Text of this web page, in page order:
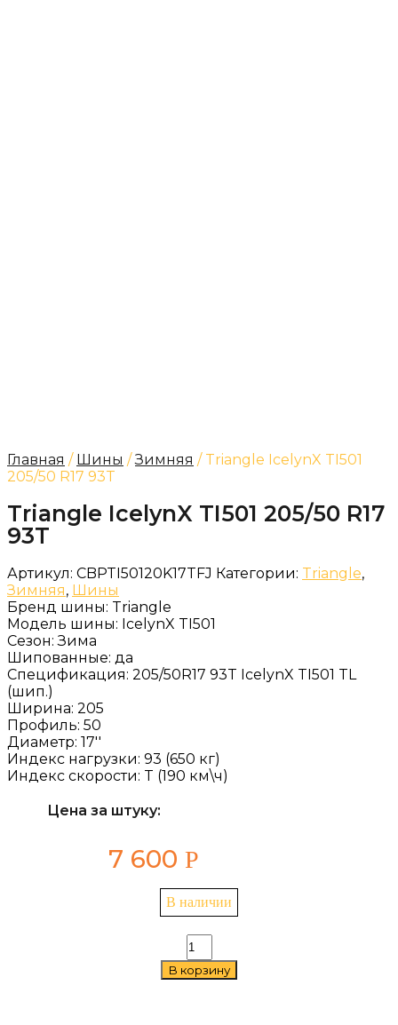
Главная / Шины /Зимняя / Triangle IcelynX TI501
205/50 R17 93T
Triangle IcelynX TI501 205/50 R17
93T
Артикул: CBPTI50120K17TFJ Категории: Triangle,
Зимняя, Шины
Бренд шины: Triangle
Модель шины: IcelynX TI501
Сезон:Зима
Шипованные: да
Спецификация: 205/50R17 93T IcelynX TI501 TL
(шип.)
Ширина: 205
Профиль: 50
Диаметр: 17''
Индекс нагрузки: 93 (650 кг)
Индекс скорости: T (190 км\ч)
Цена за штуку:
7 600 Р
В наличии
Количество
товара
Triangle
В корзину